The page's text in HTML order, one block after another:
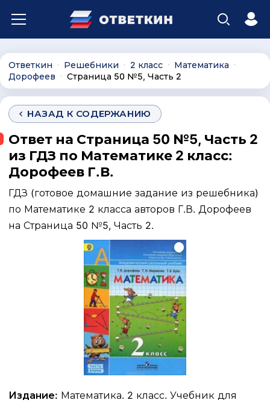
Ответкин ∙ Решебники ∙ 2 класс ∙ Математика ∙
Дорофеев ∙ Страница 50 №5, Часть 2
НАЗАД К СОДЕРЖАНИЮ
Ответ на Страница 50 №5, Часть 2
из ГДЗ по Математике 2 класс:
Дорофеев Г.В.
ГДЗ (готовое домашние задание из решебника)
по Математике 2 класса авторов Г.В. Дорофеев
на Страница 50 №5, Часть 2.
Издание: Математика. 2 класс. Учебник для